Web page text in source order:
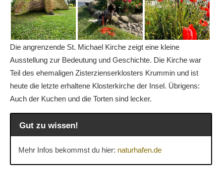
Die angrenzende St. Michael Kirche zeigt eine kleine
Ausstellung zur Bedeutung und Geschichte. Die Kirche war
Teil des ehemaligen Zisterzienserklosters Krummin und ist
heute die letzte erhaltene Klosterkirche der Insel. Übrigens:
Auch der Kuchen und die Torten sind lecker.
Gut zu wissen!
Mehr Infos bekommst du hier: naturhafen.de